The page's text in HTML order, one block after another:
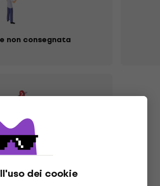
dei cookie
non consegnata
prodotto sbagliato